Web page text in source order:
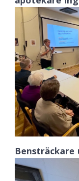
Bensträckare